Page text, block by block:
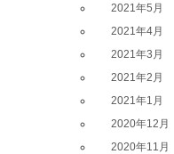
2021年5月
2021年4月
2021年3月
2021年2月
2021年1月
2020年12月
2020年11月